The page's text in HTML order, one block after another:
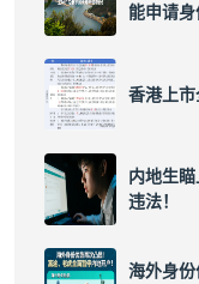
能申请身
香港上
内地生
违法！
海外身